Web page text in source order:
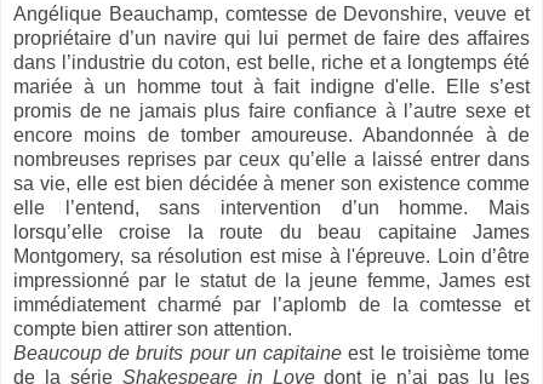
Angélique Beauchamp, comtesse de Devonshire, veuve et
propriétaire d’un navire qui lui permet de faire des affaires
dans l’industrie du coton, est belle, riche et a longtemps été
mariée à un homme tout à fait indigne d'elle. Elle s’est
promis de ne jamais plus faire confiance à l’autre sexe et
encore moins de tomber amoureuse. Abandonnée à de
nombreuses reprises par ceux qu’elle a laissé entrer dans
sa vie, elle est bien décidée à mener son existence comme
elle l’entend, sans intervention d’un homme. Mais
lorsqu’elle croise la route du beau capitaine James
Montgomery, sa résolution est mise à l'épreuve. Loin d’être
impressionné par le statut de la jeune femme, James est
immédiatement charmé par l’aplomb de la comtesse et
compte bien attirer son attention.
Beaucoup de bruits pour un capitaine est le troisième tome
de la série Shakespeare in Lovedont je n’ai pas lu les